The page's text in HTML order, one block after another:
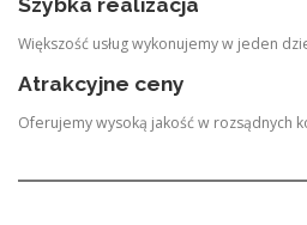
Szybka realizacja
Większość usług wykonujemy w jeden
Atrakcyjne ceny
Oferujemy wysoką jakość w rozsądnych